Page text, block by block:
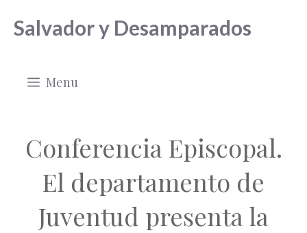
Salvador y Desamparados
Menu
Conferencia Episcopal.
El departamento de
Juventud presenta la